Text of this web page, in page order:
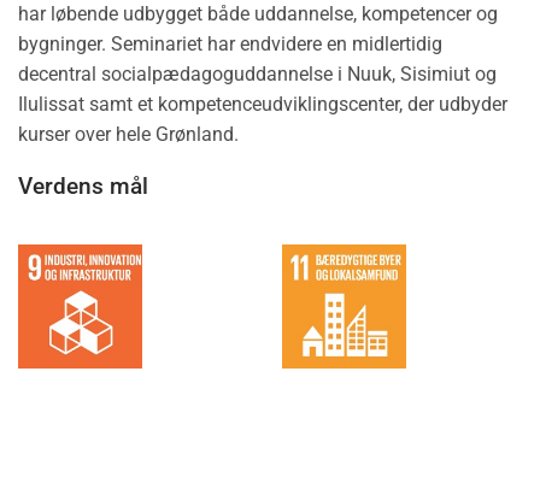
har løbende udbygget både uddannelse, kompetencer og
bygninger. Seminariet har endvidere en midlertidig
decentral socialpædagoguddannelse i Nuuk, Sisimiut og
Ilulissat samt et kompetenceudviklingscenter, der udbyder
kurser over hele Grønland.
Verdens mål